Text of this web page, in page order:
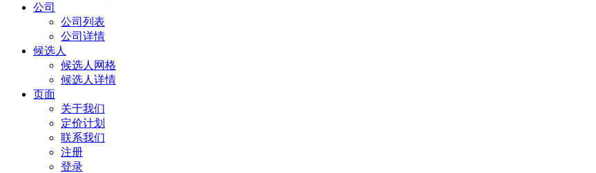
公司
公司列表
公司详情
候选人
候选人网格
候选人详情
页面
关于我们
定价计划
联系我们
注册
登录